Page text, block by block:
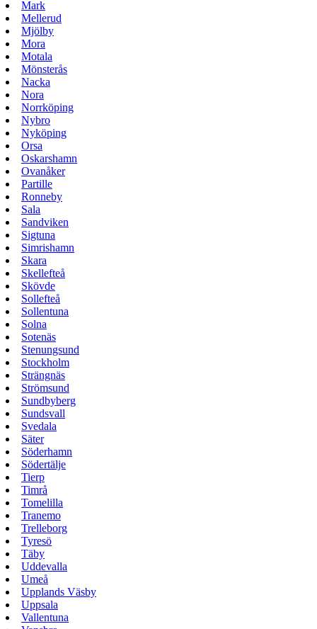
Mark
Mellerud
Mjölby
Mora
Motala
Mönsterås
Nacka
Nora
Norrköping
Nybro
Nyköping
Orsa
Oskarshamn
Ovanåker
Partille
Ronneby
Sala
Sandviken
Sigtuna
Simrishamn
Skara
Skellefteå
Skövde
Sollefteå
Sollentuna
Solna
Sotenäs
Stenungsund
Stockholm
Strängnäs
Strömsund
Sundbyberg
Sundsvall
Svedala
Säter
Söderhamn
Södertälje
Tierp
Timrå
Tomelilla
Tranemo
Trelleborg
Tyresö
Täby
Uddevalla
Umeå
Upplands Väsby
Uppsala
Vallentuna